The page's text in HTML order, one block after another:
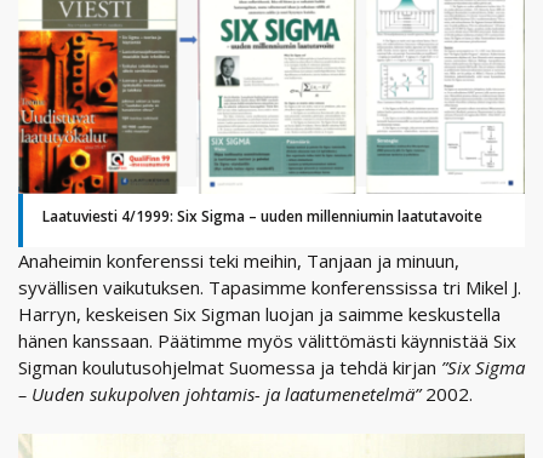
Laatuviesti 4/1999: Six Sigma – uuden millenniumin laatutavoite
Anaheimin konferenssi teki meihin, Tanjaan ja minuun,
syvällisen vaikutuksen. Tapasimme konferenssissa tri Mikel J.
Harryn, keskeisen Six Sigman luojan ja saimme keskustella
hänen kanssaan. Päätimme myös välittömästi käynnistää Six
Sigman koulutusohjelmat Suomessa ja tehdä kirjan ”Six Sigma
– Uuden sukupolven johtamis- ja laatumenetelmä”2002.